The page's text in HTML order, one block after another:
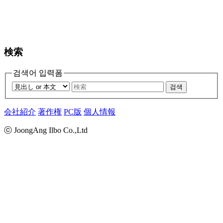
検索
검색어 입력폼
검색
会社紹介 著作権 PC版 個人情報
ⓒ JoongAng Ilbo Co.,Ltd